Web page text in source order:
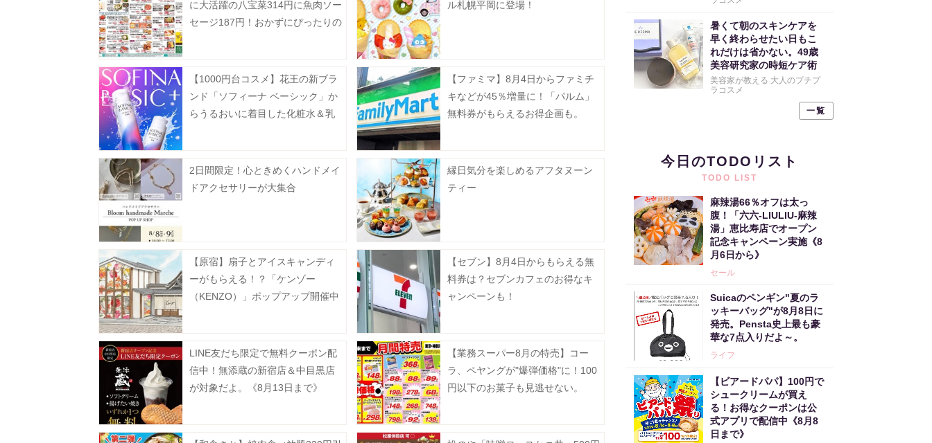
に大活躍の八宝菜314円に魚肉ソー
セージ187円！おかずにぴったりの
ル札幌平岡に登場！
【1000円台コスメ】花王の新ブラ
ンド「ソフィーナ ベーシック」か
らうるおいに着目した化粧水＆乳
【ファミマ】8月4日からファミチ
キなどが45％増量に！「パルム」
無料券がもらえるお得企画も。
2日間限定！心ときめくハンドメイ
ドアクセサリーが大集合
縁日気分を楽しめるアフタヌーン
ティー
【原宿】扇子とアイスキャンディ
ーがもらえる！？「ケンゾー
（KENZO）」ポップアップ開催中
【セブン】8月4日からもらえる無
料券は？セブンカフェのお得なキ
ャンペーンも！
LINE友だち限定で無料クーポン配
信中！無添蔵の新宿店＆中目黒店
が対象だよ。《8月13日まで》
【業務スーパー8月の特売】コー
ラ、ペヤングが"爆弾価格"に！100
円以下のお菓子も見逃せない。
暑くて朝のスキンケアを
早く終わらせたい日もこ
れだけは省かない。49歳
美容研究家の時短ケア術
美容家が教える 大人のプチプ
ラコスメ
一覧
今日のTODOリスト
TODO LIST
麻辣湯66％オフは太っ
腹！「六六-LIULIU-麻辣
湯」恵比寿店でオープン
記念キャンペーン実施《8
月6日から》
セール
Suicaのペンギン"夏のラ
ッキーバッグ"が8月8日に
発売。Pensta史上最も豪
華な7点入りだよ～。
ライフ
【ビアードパパ】100円で
シュークリームが買え
る！お得なクーポンは公
式アプリで配信中《8月8
日まで》